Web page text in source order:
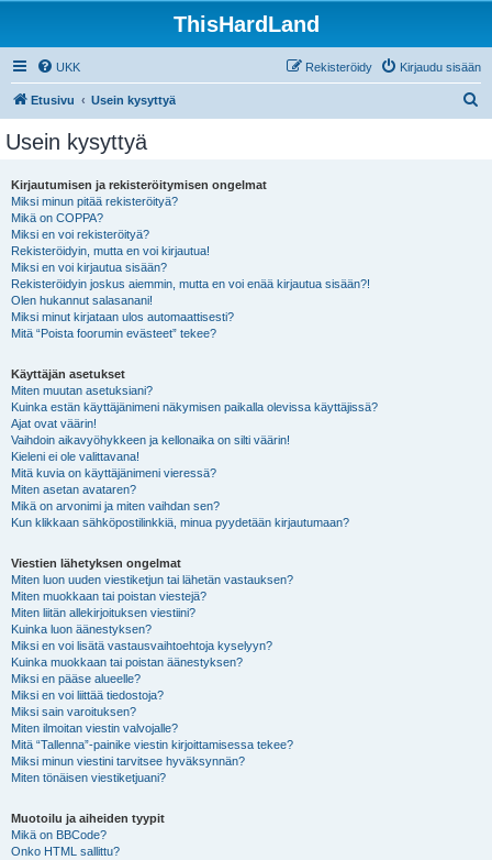
ThisHardLand
UKK Kirjaudu sisään
Rekisteröidy
Etusivu Usein kysyttyä
Usein kysyttyä
Kirjautumisen ja rekisteröitymisen ongelmat
Miksi minun pitää rekisteröityä?
Mikä on COPPA?
Miksi en voi rekisteröityä?
Rekisteröidyin, mutta en voi kirjautua!
Miksi en voi kirjautua sisään?
Rekisteröidyin joskus aiemmin, mutta en voi enää kirjautua sisään?!
Olen hukannut salasanani!
Miksi minut kirjataan ulos automaattisesti?
Mitä “Poista foorumin evästeet” tekee?
Käyttäjän asetukset
Miten muutan asetuksiani?
Kuinka estän käyttäjänimeni näkymisen paikalla olevissa käyttäjissä?
Ajat ovat väärin!
Vaihdoin aikavyöhykkeen ja kellonaika on silti väärin!
Kieleni ei ole valittavana!
Mitä kuvia on käyttäjänimeni vieressä?
Miten asetan avataren?
Mikä on arvonimi ja miten vaihdan sen?
Kun klikkaan sähköpostilinkkiä, minua pyydetään kirjautumaan?
Viestien lähetyksen ongelmat
Miten luon uuden viestiketjun tai lähetän vastauksen?
Miten muokkaan tai poistan viestejä?
Miten liitän allekirjoituksen viestiini?
Kuinka luon äänestyksen?
Miksi en voi lisätä vastausvaihtoehtoja kyselyyn?
Kuinka muokkaan tai poistan äänestyksen?
Miksi en pääse alueelle?
Miksi en voi liittää tiedostoja?
Miksi sain varoituksen?
Miten ilmoitan viestin valvojalle?
Mitä “Tallenna”-painike viestin kirjoittamisessa tekee?
Miksi minun viestini tarvitsee hyväksynnän?
Miten tönäisen viestiketjuani?
Muotoilu ja aiheiden tyypit
Mikä on BBCode?
Onko HTML sallittu?